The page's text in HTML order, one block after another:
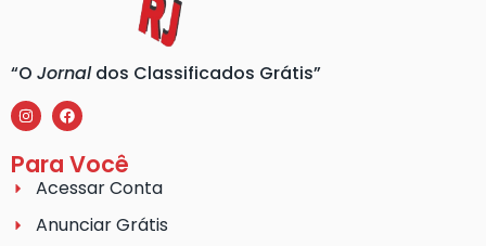
“O Jornaldos Classificados Grátis”
Para Você
Acessar Conta
Anunciar Grátis